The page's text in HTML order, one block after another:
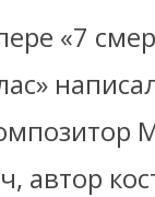
«7
автор